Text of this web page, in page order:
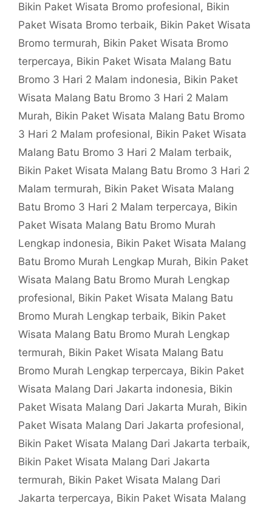
Bikin Paket Wisata Bromo profesional, Bikin
Paket Wisata Bromo terbaik, Bikin Paket Wisata
Bromo termurah, Bikin Paket Wisata Bromo
terpercaya, Bikin Paket Wisata Malang Batu
Bromo 3 Hari 2 Malam indonesia, Bikin Paket
Wisata Malang Batu Bromo 3 Hari 2 Malam
Murah, Bikin Paket Wisata Malang Batu Bromo
3 Hari 2 Malam profesional, Bikin Paket Wisata
Malang Batu Bromo 3 Hari 2 Malam terbaik,
Bikin Paket Wisata Malang Batu Bromo 3 Hari 2
Malam termurah, Bikin Paket Wisata Malang
Batu Bromo 3 Hari 2 Malam terpercaya, Bikin
Paket Wisata Malang Batu Bromo Murah
Lengkap indonesia, Bikin Paket Wisata Malang
Batu Bromo Murah Lengkap Murah, Bikin Paket
Wisata Malang Batu Bromo Murah Lengkap
profesional, Bikin Paket Wisata Malang Batu
Bromo Murah Lengkap terbaik, Bikin Paket
Wisata Malang Batu Bromo Murah Lengkap
termurah, Bikin Paket Wisata Malang Batu
Bromo Murah Lengkap terpercaya, Bikin Paket
Wisata Malang Dari Jakarta indonesia, Bikin
Paket Wisata Malang Dari Jakarta Murah, Bikin
Paket Wisata Malang Dari Jakarta profesional,
Bikin Paket Wisata Malang Dari Jakarta terbaik,
Bikin Paket Wisata Malang Dari Jakarta
termurah, Bikin Paket Wisata Malang Dari
Jakarta terpercaya, Bikin Paket Wisata Malang